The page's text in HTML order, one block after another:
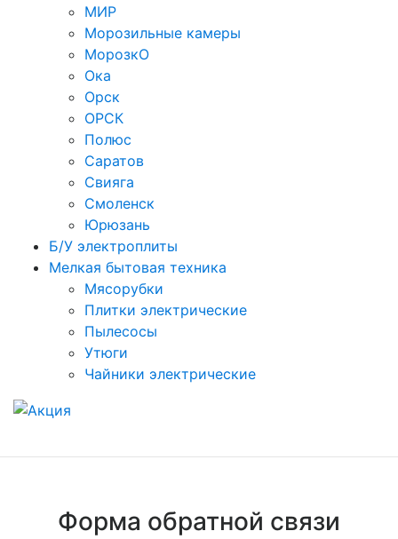
МИР
Морозильные камеры
МорозкО
Ока
Орск
ОРСК
Полюс
Саратов
Свияга
Смоленск
Юрюзань
Б/У электроплиты
Мелкая бытовая техника
Мясорубки
Плитки электрические
Пылесосы
Утюги
Чайники электрические
Форма обратной связи